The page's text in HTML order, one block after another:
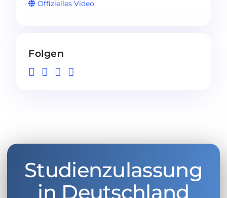
Offizielles Video
Folgen
Studienzulassung
in Deutschland